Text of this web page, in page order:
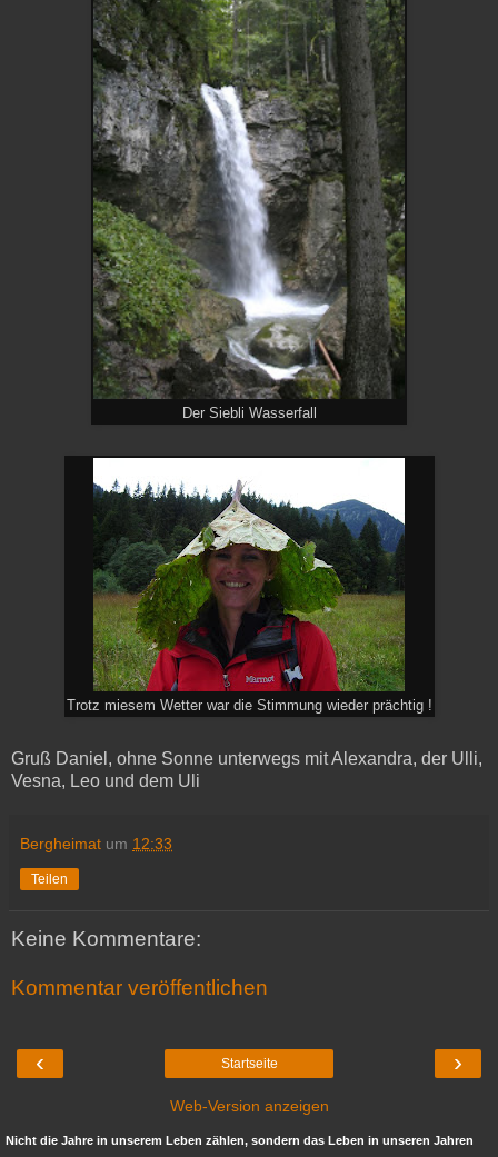
Der Siebli Wasserfall
Trotz miesem Wetter war die Stimmung wieder prächtig !
Gruß Daniel, ohne Sonne unterwegs mit Alexandra, der Ulli,
Vesna, Leo und dem Uli
Bergheimat um 12:33
Teilen
Keine Kommentare:
Kommentar veröffentlichen
‹ ›
Startseite
Web-Version anzeigen
Nicht die Jahre in unserem Leben zählen, sondern das Leben in unseren Jahren